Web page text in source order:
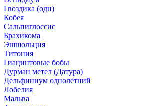
Гвоздика (одн)
Кобея
Сальпиглоссис
Брахикома
Эшшольция
Титония
Гиацинтовые бобы
Дурман метел (Датура)
Дельфиниум однолетний
Лобелия
Мальва